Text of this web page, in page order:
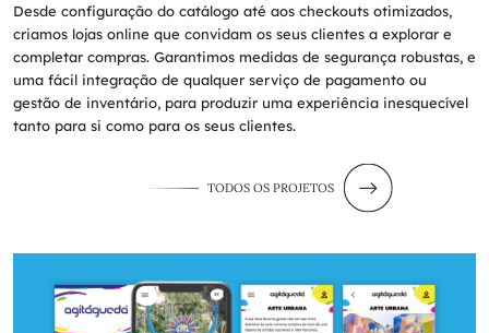
Desde configuração do catálogo até aos checkouts otimizados,
criamos lojas online que convidam os seus clientes a explorar e
completar compras. Garantimos medidas de segurança robustas, e
uma fácil integração de qualquer serviço de pagamento ou
gestão de inventário, para produzir uma experiência inesquecível
tanto para si como para os seus clientes.
TODOS OS PROJETOS